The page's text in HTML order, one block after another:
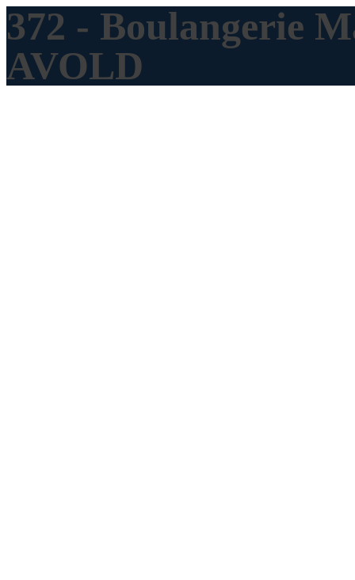
372 - Boulangerie
AVOLD